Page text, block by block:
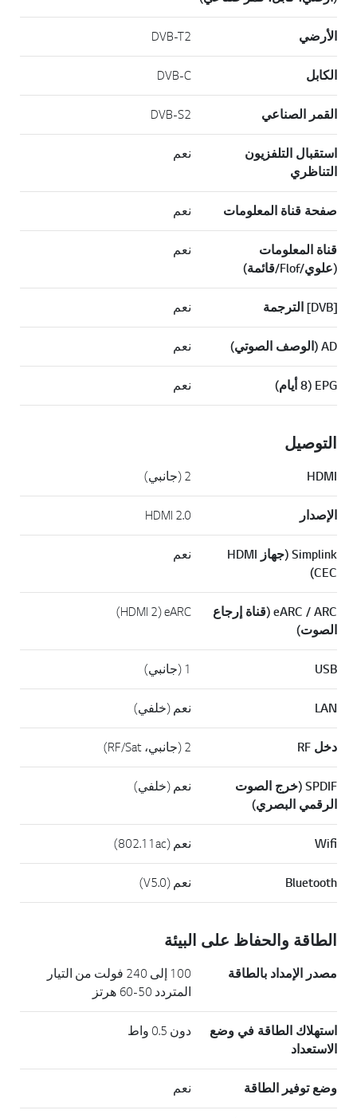
الأرضي DVB-T2
الكابل DVB-C
القمر الصناعي DVB-S2
استقبال التلفزيون
التناظري
نعم
صفحة قناة المعلومات نعم
قناة المعلومات
(علوي/Flof/قائمة)
نعم
[DVB] الترجمة نعم
AD (الوصف الصوتي) نعم
EPG‏ (8 أيام) نعم
التوصيل
HDMI 2 (جانبي)
الإصدار HDMI 2.0
Simplink (جهاز HDMI
CEC)
نعم
eARC / ARC (قناة إرجاع
الصوت)
eARC ‏(HDMI 2)
USB 1 (جانبي)
LAN نعم (خلفي)
دخل RF 2 (جانبي، RF/Sat)
SPDIF (خرج الصوت
الرقمي البصري)
نعم (خلفي)
Wifi نعم (802.11ac)
Bluetooth نعم (V5.0)
الطاقة والحفاظ على البيئة
مصدر الإمداد بالطاقة
100 إلى 240 فولت من التيار
المتردد 50-60 هرتز
استهلاك الطاقة في وضع
الاستعداد
دون 0.5 واط
وضع توفير الطاقة نعم